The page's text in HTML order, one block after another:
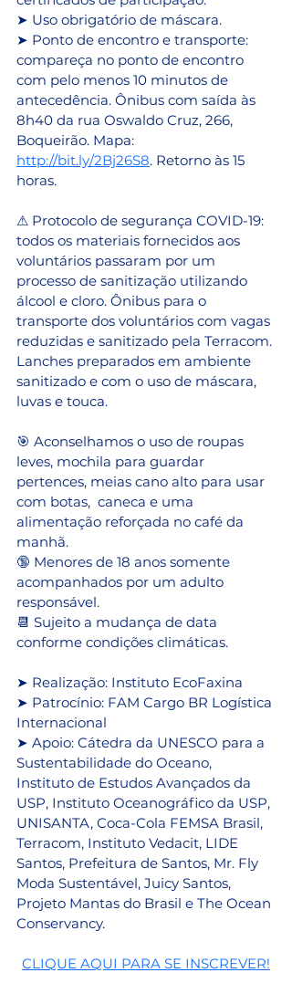
➤ Uso obrigatório de máscara.
➤ Ponto de encontro e transporte:
compareça no ponto de encontro
com pelo menos 10 minutos de
antecedência. Ônibus com saída às
8h40 da rua Oswaldo Cruz, 266,
Boqueirão. Mapa:
http://bit.ly/2Bj26S8. Retorno às 15
horas.
⚠ Protocolo de segurança COVID-19:
todos os materiais fornecidos aos
voluntários passaram por um
processo de sanitização utilizando
álcool e cloro. Ônibus para o
transporte dos voluntários com vagas
reduzidas e sanitizado pela Terracom.
Lanches preparados em ambiente
sanitizado e com o uso de máscara,
luvas e touca.
🎯 Aconselhamos o uso de roupas
leves, mochila para guardar
pertences, meias cano alto para usar
com botas,  caneca e uma
alimentação reforçada no café da
manhã.
🔞 Menores de 18 anos somente
acompanhados por um adulto
responsável.
📆 Sujeito a mudança de data
conforme condições climáticas.
➤ Realização: Instituto EcoFaxina
➤ Patrocínio: FAM Cargo BR Logística
Internacional
➤ Apoio: Cátedra da UNESCO para a
Sustentabilidade do Oceano,
Instituto de Estudos Avançados da
USP, Instituto Oceanográfico da USP,
UNISANTA, Coca-Cola FEMSA Brasil,
Terracom, Instituto Vedacit, LIDE
Santos, Prefeitura de Santos, Mr. Fly
Moda Sustentável, Juicy Santos,
Projeto Mantas do Brasil e The Ocean
Conservancy.
CLIQUE AQUI PARA SE INSCREVER!